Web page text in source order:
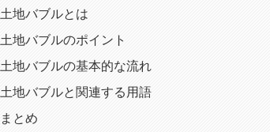
土地バブルとは
土地バブルのポイント
土地バブルの基本的な流れ
土地バブルと関連する用語
まとめ